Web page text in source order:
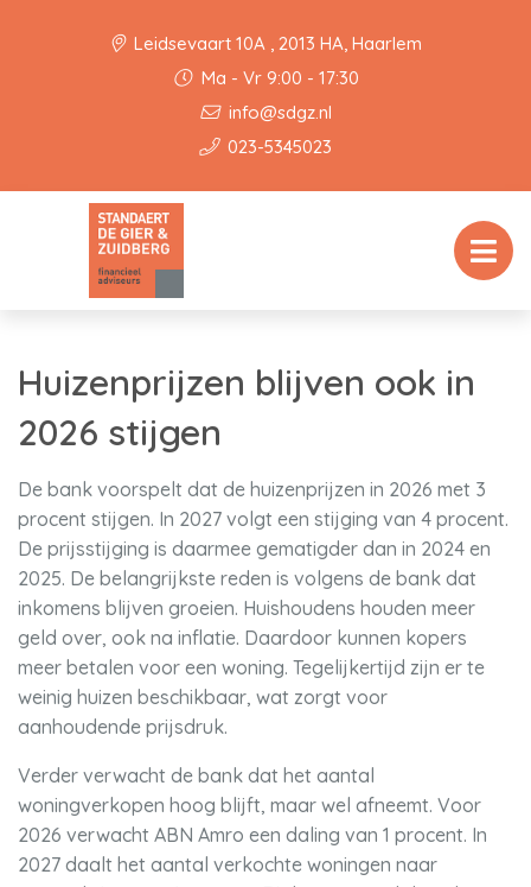
Leidsevaart 10A , 2013 HA, Haarlem
Ma - Vr 9:00 - 17:30
info@sdgz.nl
023-5345023
Huizenprijzen blijven ook in
2026 stijgen
De bank voorspelt dat de huizenprijzen in 2026 met 3
procent stijgen. In 2027 volgt een stijging van 4 procent.
De prijsstijging is daarmee gematigder dan in 2024 en
2025. De belangrijkste reden is volgens de bank dat
inkomens blijven groeien. Huishoudens houden meer
geld over, ook na inflatie. Daardoor kunnen kopers
meer betalen voor een woning. Tegelijkertijd zijn er te
weinig huizen beschikbaar, wat zorgt voor
aanhoudende prijsdruk.
Verder verwacht de bank dat het aantal
woningverkopen hoog blijft, maar wel afneemt. Voor
2026 verwacht ABN Amro een daling van 1 procent. In
2027 daalt het aantal verkochte woningen naar